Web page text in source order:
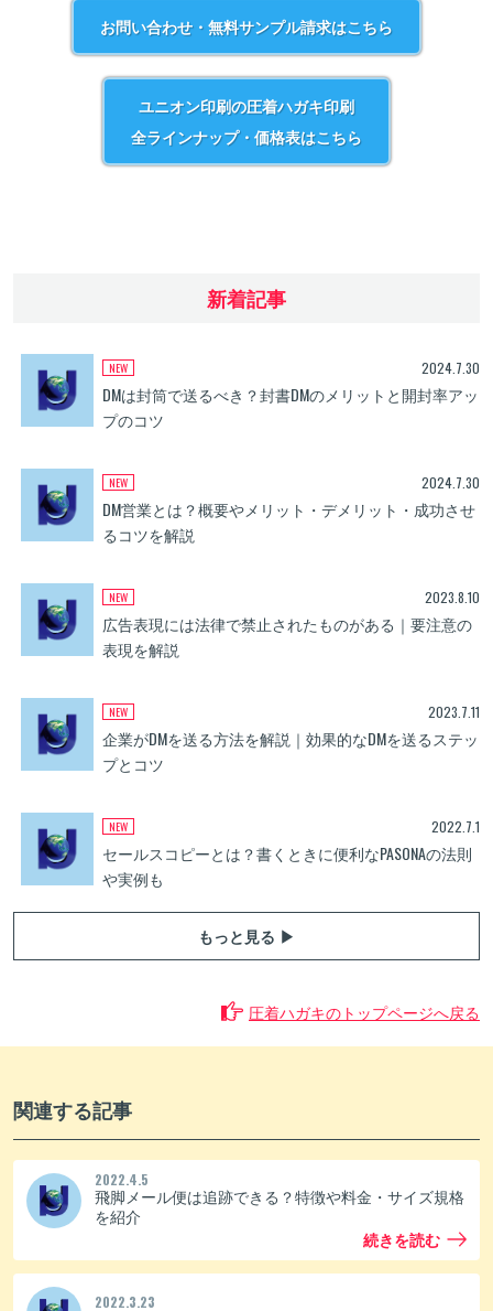
お問い合わせ・無料サンプル請求はこちら
ユニオン印刷の圧着ハガキ印刷
全ラインナップ・価格表はこちら
新着記事
2024.7.30
DMは封筒で送るべき？封書DMのメリットと開封率アッ
プのコツ
2024.7.30
DM営業とは？概要やメリット・デメリット・成功させ
るコツを解説
2023.8.10
広告表現には法律で禁止されたものがある｜要注意の
表現を解説
2023.7.11
企業がDMを送る方法を解説｜効果的なDMを送るステッ
プとコツ
2022.7.1
セールスコピーとは？書くときに便利なPASONAの法則
や実例も
もっと見る ▶
圧着ハガキのトップページへ戻る
関連する記事
2022.4.5
飛脚メール便は追跡できる？特徴や料金・サイズ規格
を紹介
続きを読む
2022.3.23